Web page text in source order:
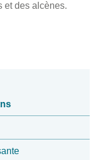
et des alcènes.